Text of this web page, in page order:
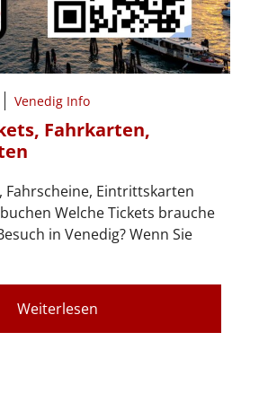
Venedig Info
Fahrkarten,
Fahrscheine, Eintrittskarten
Welche Tickets brauche
in Venedig? Wenn Sie
Weiterlesen